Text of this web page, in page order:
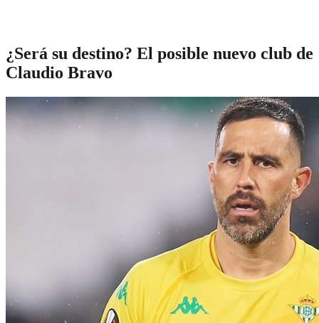
¿Será su destino? El posible nuevo club de
Claudio Bravo